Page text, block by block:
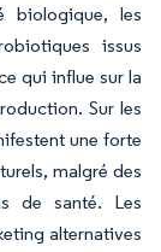
biologique, les
issus
qui influe sur la
Sur les
une forte
malgré des
de santé. Les
alternatives